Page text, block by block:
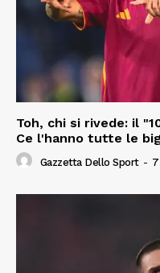
Toh, chi si rivede: il
Ce l'hanno tutte le
Gazzetta Dello Sport -